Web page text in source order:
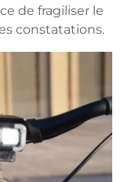
de fragiliser le
constatations.